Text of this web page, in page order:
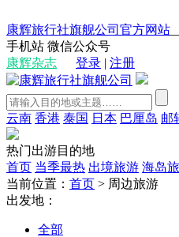
康辉旅行社旗舰公司官方网站
手机站 微信公众号
康辉杂志
登录 | 注册
云南 香港 泰国 日本 巴厘岛 邮
热门出游目的地
首页 当季最热 出境旅游 海岛
当前位置： 首页 > 周边旅游
出发地：
全部